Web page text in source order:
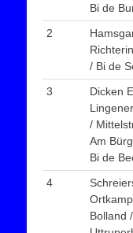
Bi de
2
/ Bi de
3
Dicken
/
Am
Bi de
4
Ortkamp
Bolland /